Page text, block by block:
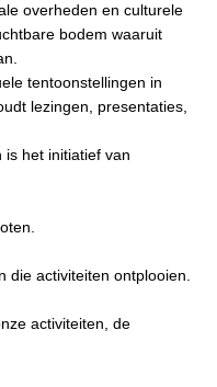
overheden en culturele
bodem waaruit
tentoonstellingen in
lezingen, presentaties,
is het initiatief van
die activiteiten ontplooien.
activiteiten, de